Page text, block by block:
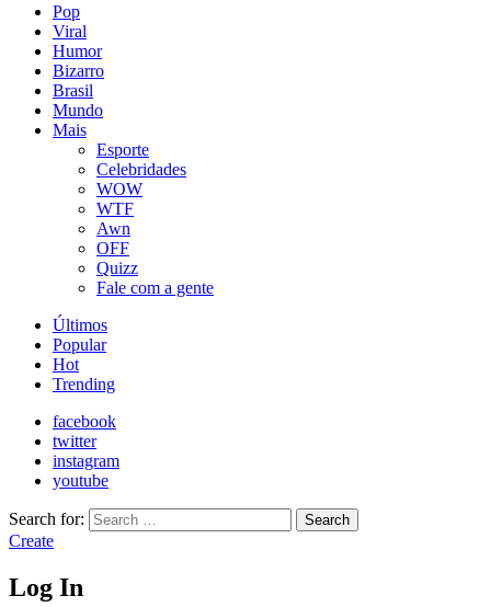
Pop
Viral
Humor
Bizarro
Brasil
Mundo
Mais
Esporte
Celebridades
WOW
WTF
Awn
OFF
Quizz
Fale com a gente
Últimos
Popular
Hot
Trending
facebook
twitter
instagram
youtube
Search for: Search
Create
Log In